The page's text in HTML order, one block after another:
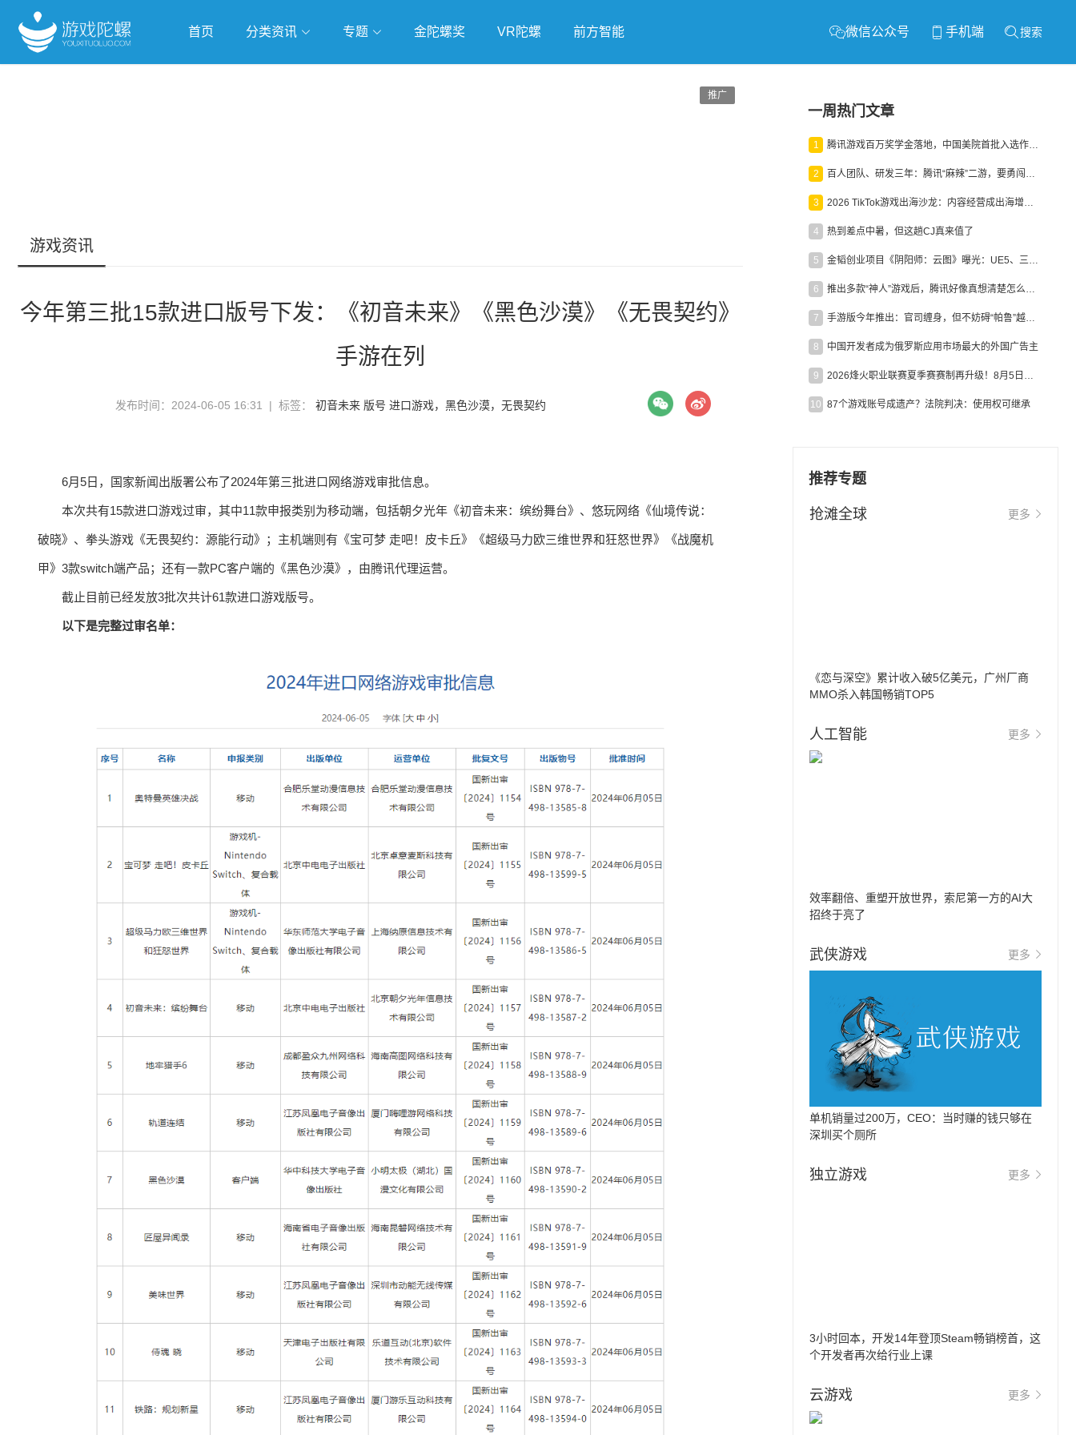
首页 分类资讯 专题 金陀螺奖 VR陀螺 前方智能 微信公众号 手机端 搜索
推广
游戏资讯
今年第三批15款进口版号下发：《初音未来》《黑色沙漠》《无畏契约》
手游在列
发布时间：2024-06-05 16:31 | 标签： 初音未来 版号 进口游戏，黑色沙漠，无畏契约
6月5日，国家新闻出版署公布了2024年第三批进口网络游戏审批信息。
本次共有15款进口游戏过审，其中11款申报类别为移动端，包括朝夕光年《初音未来：缤纷舞台》、悠玩网络《仙境传说：
破晓》、拳头游戏《无畏契约：源能行动》；主机端则有《宝可梦 走吧！皮卡丘》《超级马力欧三维世界和狂怒世界》《战魔机
甲》3款switch端产品；还有一款PC客户端的《黑色沙漠》，由腾讯代理运营。
截止目前已经发放3批次共计61款进口游戏版号。
以下是完整过审名单：
一周热门文章
1 腾讯游戏百万奖学金落地，中国美院首批入选作品获业内关注
2 百人团队、研发三年：腾讯“麻辣”二游，要勇闯男性恋爱市场
3 2026 TikTok游戏出海沙龙：内容经营成出海增长新引擎
4 热到差点中暑，但这趟CJ真来值了
5 金韬创业项目《阴阳师：云图》曝光：UE5、三端互通、ARPG
6 推出多款“神人”游戏后，腾讯好像真想清楚怎么做二次元了
7 手游版今年推出：官司缠身，但不妨碍“帕鲁”越来越火
8 中国开发者成为俄罗斯应用市场最大的外国广告主
9 2026烽火职业联赛夏季赛赛制再升级！8月5日起24支战队集结开战！
10 87个游戏账号成遗产？法院判决：使用权可继承
推荐专题
抢滩全球 更多
《恋与深空》累计收入破5亿美元，广州厂商
MMO杀入韩国畅销TOP5
人工智能 更多
效率翻倍、重塑开放世界，索尼第一方的AI大
招终于亮了
武侠游戏 更多
单机销量过200万，CEO：当时赚的钱只够在
深圳买个厕所
独立游戏 更多
3小时回本，开发14年登顶Steam畅销榜首，这
个开发者再次给行业上课
云游戏 更多